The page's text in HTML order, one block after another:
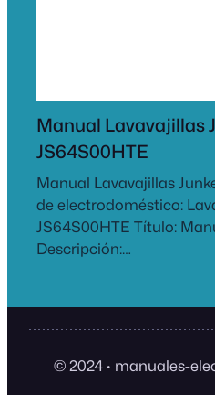
Manual Lavavajillas
JS64S00HTE
Manual Lavavajillas
de electrodoméstico:
JS64S00HTE Título:
Descripción:…
© 2024 · manuales-